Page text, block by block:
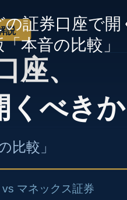
の証券口座で
本音の比較」